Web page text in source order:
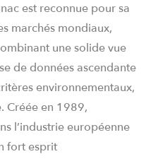
est reconnue pour sa
marchés mondiaux,
une solide vue
de données ascendante
environnementaux,
Créée en 1989,
l’industrie européenne
fort esprit